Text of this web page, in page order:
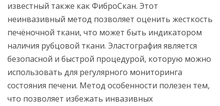
известный также как ФиброСкан. Этот
неинвазивный метод позволяет оценить жесткость
печёночной ткани, что может быть индикатором
наличия рубцовой ткани. Эластография является
безопасной и быстрой процедурой, которую можно
использовать для регулярного мониторинга
состояния печени. Метод особенности полезен тем,
что позволяет избежать инвазивных